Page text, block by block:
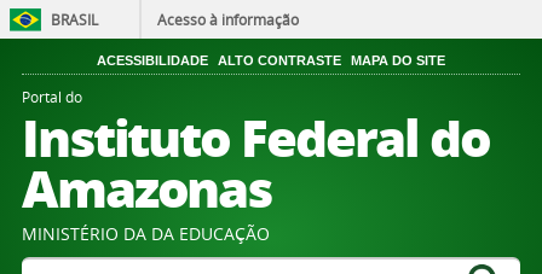
BRASIL Acesso à informação
ACESSIBILIDADE ALTO CONTRASTE MAPA DO SITE
Portal do
Instituto Federal do
Amazonas
MINISTÉRIO DA DA EDUCAÇÃO
Search Site